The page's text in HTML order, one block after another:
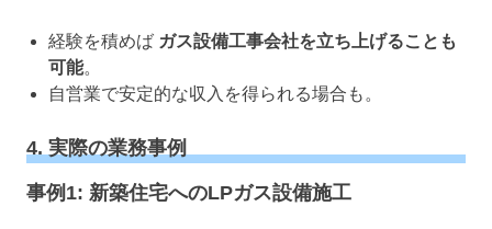
経験を積めば ガス設備工事会社を立ち上げることも
可能。
自営業で安定的な収入を得られる場合も。
4. 実際の業務事例
事例1: 新築住宅へのLPガス設備施工